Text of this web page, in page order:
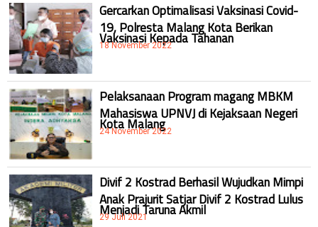
Gercarkan Optimalisasi Vaksinasi Covid-
19, Polresta Malang Kota Berikan
Vaksinasi Kepada Tahanan
18 November 2022
Pelaksanaan Program magang MBKM
Mahasiswa UPNVJ di Kejaksaan Negeri
Kota Malang
24 November 2022
Divif 2 Kostrad Berhasil Wujudkan Mimpi
Anak Prajurit Satjar Divif 2 Kostrad Lulus
Menjadi Taruna Akmil
29 Juli 2021